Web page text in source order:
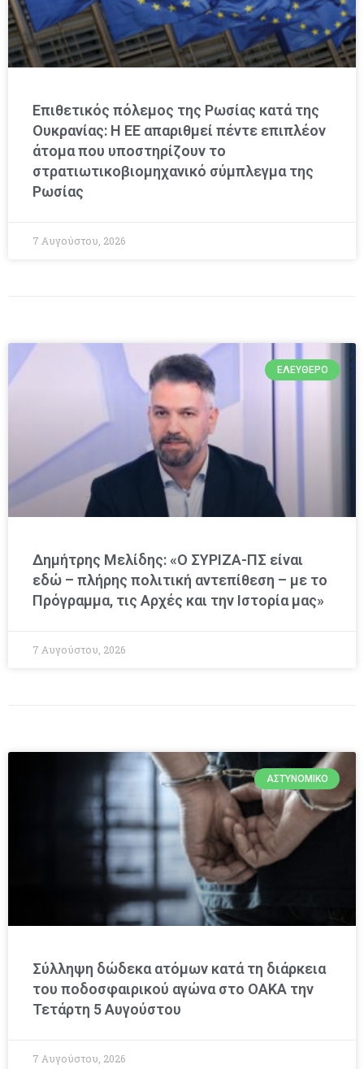
Επιθετικός πόλεμος της Ρωσίας κατά της
Ουκρανίας: Η ΕΕ απαριθμεί πέντε επιπλέον
άτομα που υποστηρίζουν το
στρατιωτικοβιομηχανικό σύμπλεγμα της
Ρωσίας
7 Αυγούστου, 2026
ΕΛΕΎΘΕΡΟ
Δημήτρης Μελίδης: «Ο ΣΥΡΙΖΑ-ΠΣ είναι
εδώ – πλήρης πολιτική αντεπίθεση – με το
Πρόγραμμα, τις Αρχές και την Ιστορία μας»
7 Αυγούστου, 2026
ΑΣΤΥΝΟΜΙΚΌ
Σύλληψη δώδεκα ατόμων κατά τη διάρκεια
του ποδοσφαιρικού αγώνα στο ΟΑΚΑ την
Τετάρτη 5 Αυγούστου
7 Αυγούστου, 2026